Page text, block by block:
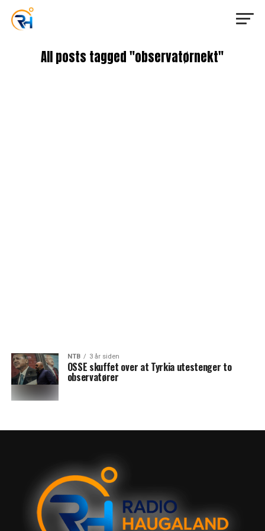
All posts tagged "observatørnekt"
NTB 3 år siden
OSSE skuffet over at Tyrkia utestenger to
observatører